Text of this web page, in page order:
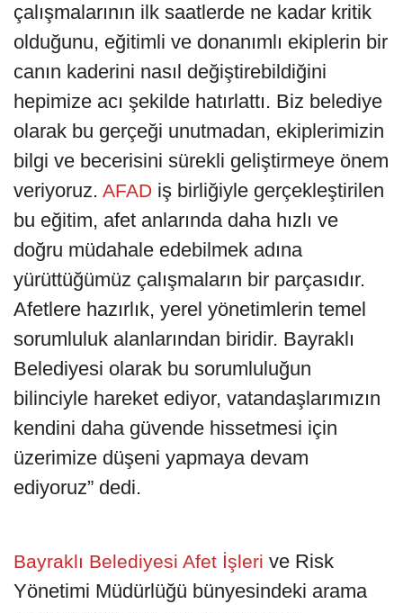
çalışmalarının ilk saatlerde ne kadar kritik
olduğunu, eğitimli ve donanımlı ekiplerin bir
canın kaderini nasıl değiştirebildiğini
hepimize acı şekilde hatırlattı. Biz belediye
olarak bu gerçeği unutmadan, ekiplerimizin
bilgi ve becerisini sürekli geliştirmeye önem
veriyoruz. AFAD iş birliğiyle gerçekleştirilen
bu eğitim, afet anlarında daha hızlı ve
doğru müdahale edebilmek adına
yürüttüğümüz çalışmaların bir parçasıdır.
Afetlere hazırlık, yerel yönetimlerin temel
sorumluluk alanlarından biridir. Bayraklı
Belediyesi olarak bu sorumluluğun
bilinciyle hareket ediyor, vatandaşlarımızın
kendini daha güvende hissetmesi için
üzerimize düşeni yapmaya devam
ediyoruz” dedi.
Bayraklı Belediyesi Afet İşleri ve Risk
Yönetimi Müdürlüğü bünyesindeki arama